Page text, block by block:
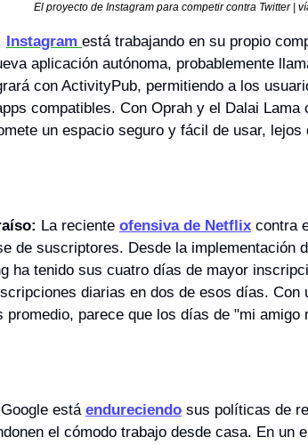
El proyecto de Instagram para competir contra Twitter |
Instagram está trabajando en su propio
aplicación autónoma, probablemente
con ActivityPub, permitiendo a los
compatibles. Con Oprah y el Dalai Lama
un espacio seguro y fácil de usar,
La reciente ofensiva de Netflix contra
de suscriptores. Desde la implementación
ha tenido sus cuatro días de mayor
diarias en dos de esos días. Con
promedio, parece que los días de "mi amigo
Google está endureciendo sus políticas de
el cómodo trabajo desde casa. En un